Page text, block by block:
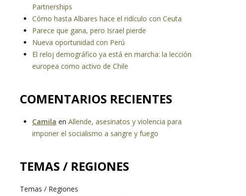
Partnerships
Cómo hasta Albares hace el ridículo con Ceuta
Parece que gana, pero Israel pierde
Nueva oportunidad con Perú
El reloj demográfico ya está en marcha: la lección
europea como activo de Chile
COMENTARIOS RECIENTES
Camila en Allende, asesinatos y violencia para
imponer el socialismo a sangre y fuego
TEMAS / REGIONES
Temas / Regiones